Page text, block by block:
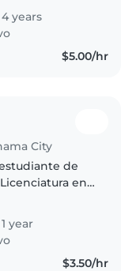
por
también
estoy..
years
$5.00/hr
City
de
en
seguro, sino
el desarrollo..
year
$3.50/hr